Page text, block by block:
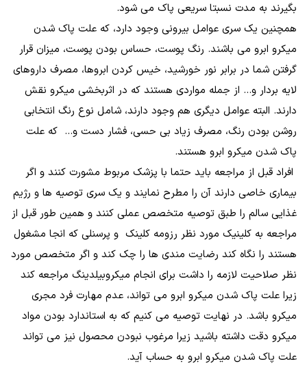
بگیرند به مدت نسبتا سریعی پاک می شود.
همچنین یک سری عوامل بیرونی وجود دارد، که علت پاک شدن
میکرو ابرو می باشند. رنگ پوست، حساس بودن پوست، میزان قرار
گرفتن شما در برابر نور خورشید، خیس کردن ابروها، مصرف داروهای
لایه بردار و... از جمله مواردی هستند که در اثربخشی میکرو نقش
دارند. البته عوامل دیگری هم وجود دارند، شامل نوع رنگ انتخابی
روشن بودن رنگ، مصرف زیاد بی حسی، فشار دست و... که علت
پاک شدن میکرو ابرو هستند.
افراد قبل از مراجعه باید حتما با پزشک مربوط مشورت کنند و اگر
بیماری خاصی دارند آن را مطرح نمایند و یک سری توصیه ها و رژیم
غذایی سالم را طبق توصیه متخصص عملی کنند و همین طور قبل از
مراجعه به کلینیک مورد نظر رزومه کلینک و پرسنلی که انجا مشغول
هستند را نگاه کند رضایت مندی ها را چک کند و اگر متخصص مورد
نظر صلاحیت لازمه را داشت برای انجام میکروبیلدینگ مراجعه کند
زیرا علت پاک شدن میکرو ابرو می تواند، عدم مهارت فرد مجری
میکرو باشد. در نهایت توصیه می کنیم که به استاندارد بودن مواد
میکرو دقت داشته باشید زیرا مرغوب نبودن محصول نیز می تواند
علت پاک شدن میکرو ابرو به حساب آید.